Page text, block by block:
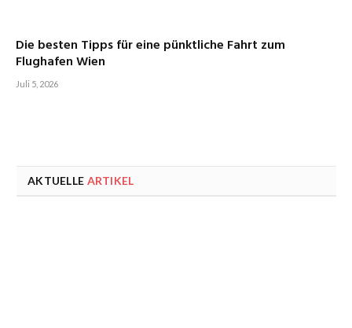
Die besten Tipps für eine pünktliche Fahrt zum
Flughafen Wien
Juli 5, 2026
AKTUELLE ARTIKEL